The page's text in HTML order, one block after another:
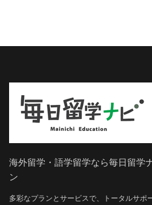
海外留学・語学留学なら毎日留学
ン
多彩なプランとサービスで、トータルサポ